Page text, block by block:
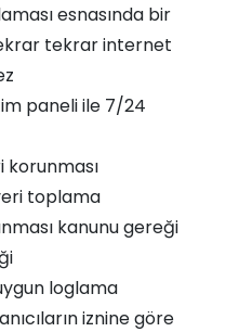
esnasında bir
tekrar internet
paneli ile 7/24
korunması
toplama
kanunu gereği
loglama
iznine göre